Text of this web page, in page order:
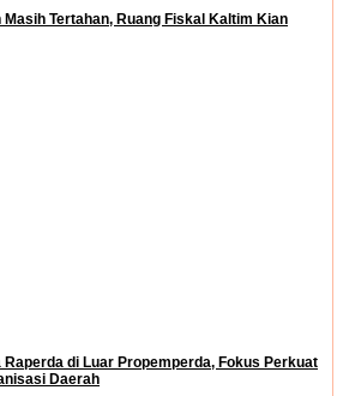
Tertahan, Ruang Fiskal Kaltim Kian
di Luar Propemperda, Fokus Perkuat
Daerah